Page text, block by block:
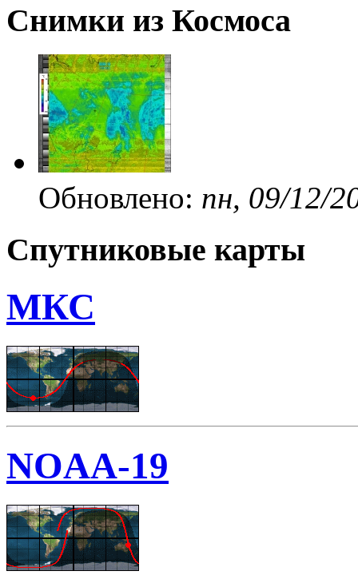
Снимки из Космоса
Обновлено: пн, 09/12/
Спутниковые карты
МКС
NOAA-19